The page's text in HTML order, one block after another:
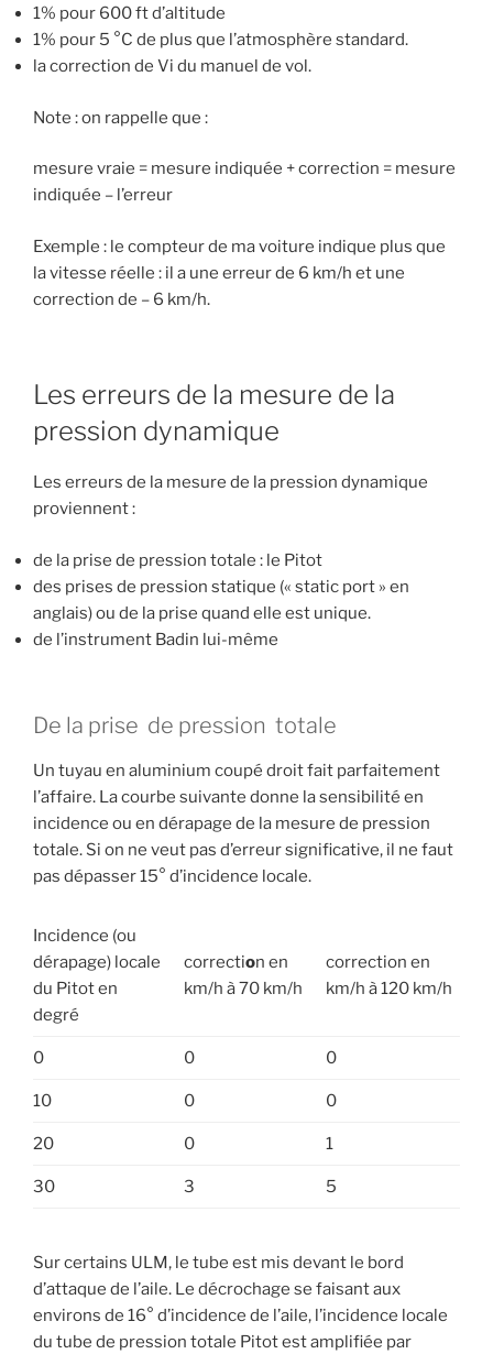
1% pour 600 ft d’altitude
1% pour 5 °C de plus que l’atmosphère standard.
la correction de Vi du manuel de vol.
Note : on rappelle que :
mesure vraie = mesure indiquée + correction = mesure
indiquée – l’erreur
Exemple : le compteur de ma voiture indique plus que
la vitesse réelle : il a une erreur de 6 km/h et une
correction de – 6 km/h.
Les erreurs de la mesure de la
pression dynamique
Les erreurs de la mesure de la pression dynamique
proviennent :
de la prise de pression totale : le Pitot
des prises de pression statique (« static port » en
anglais) ou de la prise quand elle est unique.
de l’instrument Badin lui-même
De la prise de pression totale
Un tuyau en aluminium coupé droit fait parfaitement
l’affaire. La courbe suivante donne la sensibilité en
incidence ou en dérapage de la mesure de pression
totale. Si on ne veut pas d’erreur significative, il ne faut
pas dépasser 15° d’incidence locale.
Incidence (ou
dérapage) locale
du Pitot en
degré
correction en
km/h à 70 km/h
correction en
km/h à 120 km/h
0 0 0
10 0 0
20 0 1
30 3 5
Sur certains ULM, le tube est mis devant le bord
d’attaque de l’aile. Le décrochage se faisant aux
environs de 16° d’incidence de l’aile, l’incidence locale
du tube de pression totale Pitot est amplifiée par